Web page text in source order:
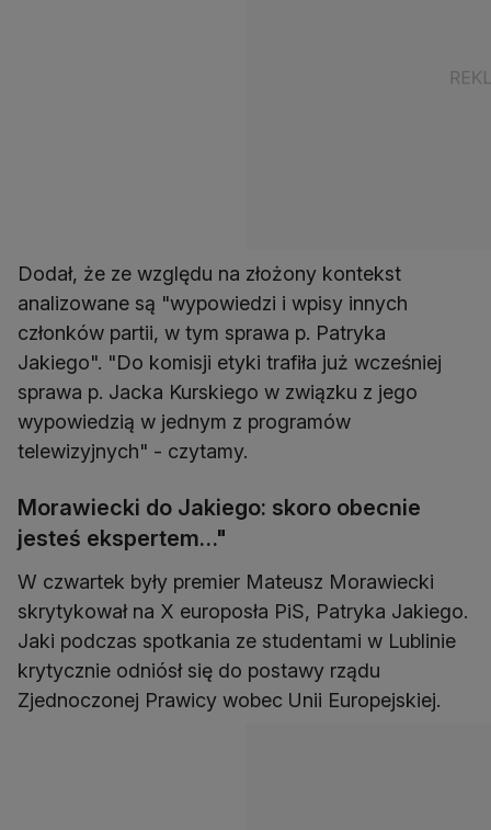
Dodał, że ze względu na złożony kontekst
analizowane są "wypowiedzi i wpisy innych
członków partii, w tym sprawa p. Patryka
Jakiego". "Do komisji etyki trafiła już wcześniej
sprawa p. Jacka Kurskiego w związku z jego
wypowiedzią w jednym z programów
telewizyjnych" - czytamy.
Morawiecki do Jakiego: skoro obecnie
jesteś ekspertem…"
W czwartek były premier Mateusz Morawiecki
skrytykował na X europosła PiS, Patryka Jakiego.
Jaki podczas spotkania ze studentami w Lublinie
krytycznie odniósł się do postawy rządu
Zjednoczonej Prawicy wobec Unii Europejskiej.